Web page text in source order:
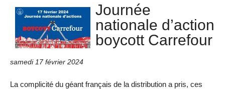
Journée
nationale d’action
boycott Carrefour
samedi 17 février 2024
La complicité du géant français de la distribution a pris, ces